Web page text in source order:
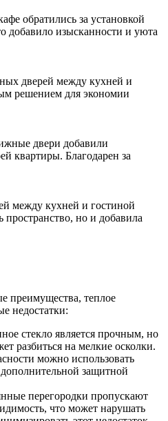
обратились за установкой
добавило изысканности и уюта
дверей между кухней и
решением для экономии
двери добавили
квартиры. Благодарен за
между кухней и гостиной
пространство, но и добавила
преимущества, теплое
недостатки:
стекло является прочным, но
разбиться на мелкие осколки.
можно использовать
защитной
перегородки пропускают
что может нарушать